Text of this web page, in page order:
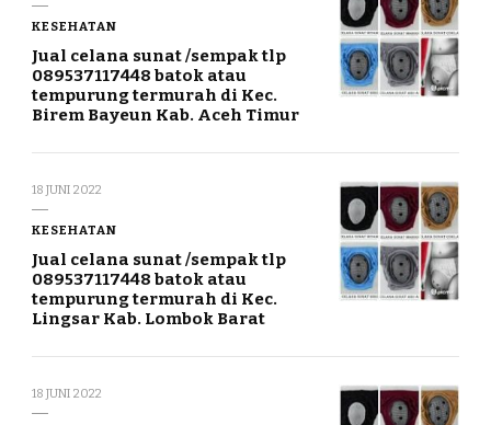
KESEHATAN
Jual celana sunat /sempak tlp
089537117448 batok atau
tempurung termurah di Kec.
Birem Bayeun Kab. Aceh Timur
18 JUNI 2022
KESEHATAN
Jual celana sunat /sempak tlp
089537117448 batok atau
tempurung termurah di Kec.
Lingsar Kab. Lombok Barat
18 JUNI 2022